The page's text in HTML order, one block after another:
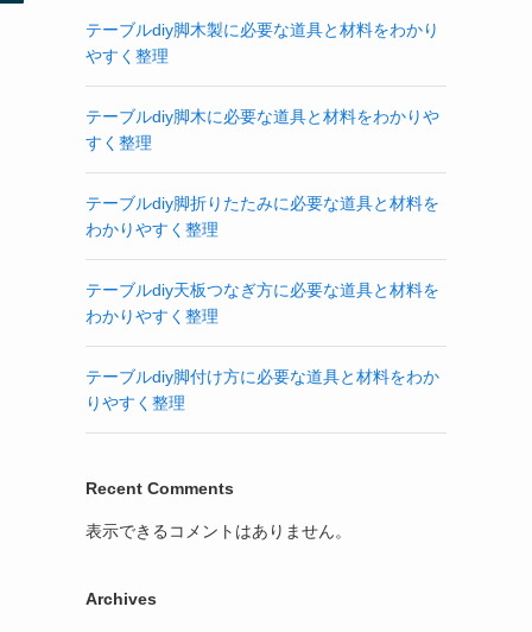
テーブルdiy脚木製に必要な道具と材料をわかり
やすく整理
テーブルdiy脚木に必要な道具と材料をわかりや
すく整理
テーブルdiy脚折りたたみに必要な道具と材料を
わかりやすく整理
テーブルdiy天板つなぎ方に必要な道具と材料を
わかりやすく整理
テーブルdiy脚付け方に必要な道具と材料をわか
りやすく整理
Recent Comments
表示できるコメントはありません。
Archives